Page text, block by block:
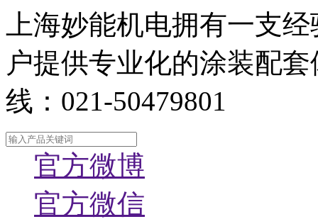
上海妙能机电拥有一支
户提供专业化的涂装配
线：021-50479801
官方微博
官方微信